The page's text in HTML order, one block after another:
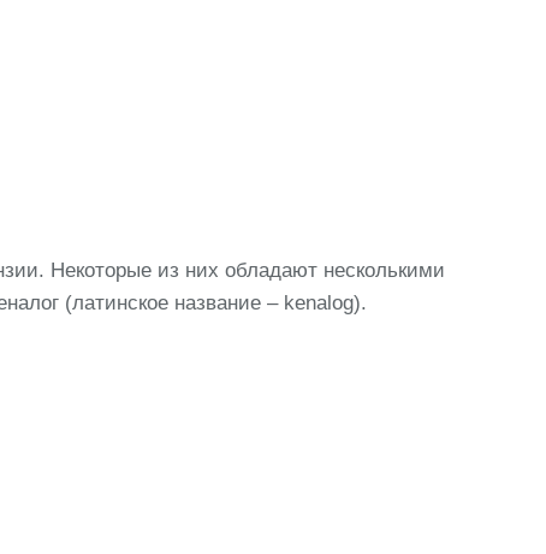
Некоторые из них обладают несколькими
(латинское название – kenalog).